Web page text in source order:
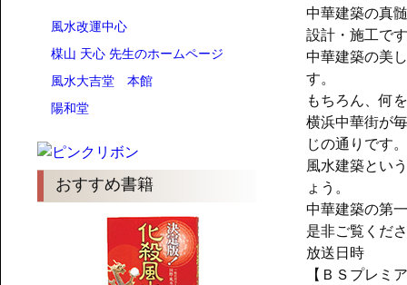
風水改運中心
楳山 天心 先生のホームページ
風水大吉堂 本館
陽和堂
おすすめ書籍
中華建築の真
設計・施工で
中華建築の美
す。
もちろん、何
横浜中華街が
じの通りです。
風水建築とい
ょう。
中華建築の第
是非ご覧くだ
放送日時
【ＢＳプレミ